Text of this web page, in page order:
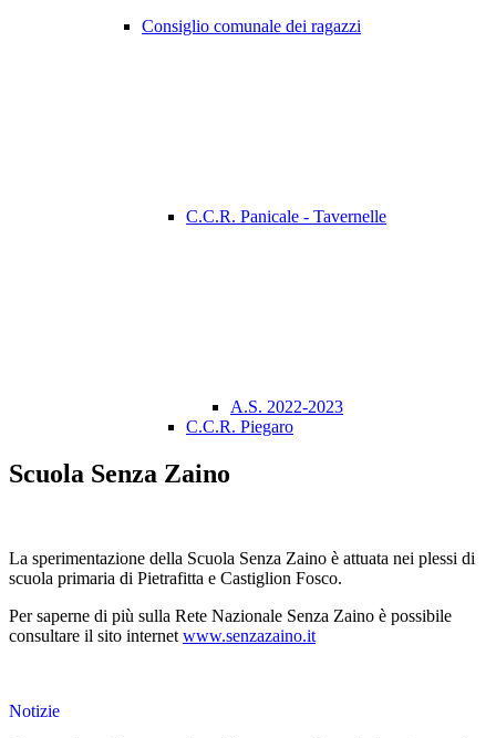
Consiglio comunale dei ragazzi
C.C.R. Panicale - Tavernelle
A.S. 2022-2023
C.C.R. Piegaro
Scuola Senza Zaino
La sperimentazione della Scuola Senza Zaino è attuata nei plessi di
scuola primaria di Pietrafitta e Castiglion Fosco.
Per saperne di più sulla Rete Nazionale Senza Zaino è possibile
consultare il sito internet www.senzazaino.it
Notizie